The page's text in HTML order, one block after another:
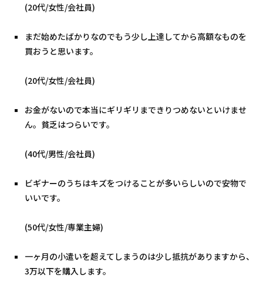
(20代/女性/会社員)
まだ始めたばかりなのでもう少し上達してから高額なものを
買おうと思います。
(20代/女性/会社員)
お金がないので本当にギリギリまできりつめないといけませ
ん。貧乏はつらいです。
(40代/男性/会社員)
ビギナーのうちはキズをつけることが多いらしいので安物で
いいです。
(50代/女性/専業主婦)
一ヶ月の小遣いを超えてしまうのは少し抵抗がありますから、
3万以下を購入します。